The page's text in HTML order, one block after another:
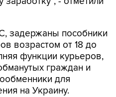
задержаны пособники
возрастом от 18 до
функции курьеров,
граждан и
для
на Украину.